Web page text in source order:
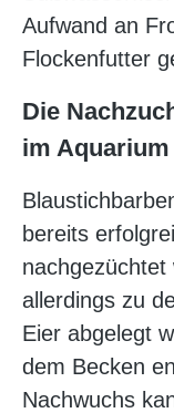
Aufwand an
Flockenfutter
Die
im Aquarium
bereits
nachgezüchtet
allerdings zu
Eier abgelegt
dem Becken
Nachwuchs